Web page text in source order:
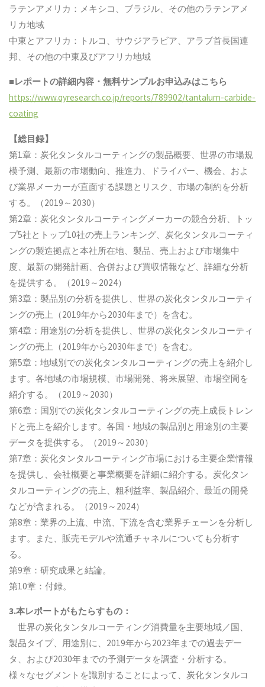
ラテンアメリカ：メキシコ、ブラジル、その他のラテンアメ
リカ地域
中東とアフリカ：トルコ、サウジアラビア、アラブ首長国連
邦、その他の中東及びアフリカ地域
■レポートの詳細内容・無料サンプルお申込みはこちら
https://www.qyresearch.co.jp/reports/789902/tantalum-carbide-
coating
【総目録】
第1章：炭化タンタルコーティングの製品概要、世界の市場規
模予測、最新の市場動向、推進力、ドライバー、機会、およ
び業界メーカーが直面する課題とリスク、市場の制約を分析
する。（2019～2030）
第2章：炭化タンタルコーティングメーカーの競合分析、トッ
プ5社とトップ10社の売上ランキング、炭化タンタルコーティ
ングの製造拠点と本社所在地、製品、売上および市場集中
度、最新の開発計画、合併および買収情報など、詳細な分析
を提供する。（2019～2024）
第3章：製品別の分析を提供し、世界の炭化タンタルコーティ
ングの売上（2019年から2030年まで）を含む。
第4章：用途別の分析を提供し、世界の炭化タンタルコーティ
ングの売上（2019年から2030年まで）を含む。
第5章：地域別での炭化タンタルコーティングの売上を紹介し
ます。各地域の市場規模、市場開発、将来展望、市場空間を
紹介する。（2019～2030）
第6章：国別での炭化タンタルコーティングの売上成長トレン
ドと売上を紹介します。各国・地域の製品別と用途別の主要
データを提供する。（2019～2030）
第7章：炭化タンタルコーティング市場における主要企業情報
を提供し、会社概要と事業概要を詳細に紹介する。炭化タン
タルコーティングの売上、粗利益率、製品紹介、最近の開発
などが含まれる。（2019～2024）
第8章：業界の上流、中流、下流を含む業界チェーンを分析し
ます。また、販売モデルや流通チャネルについても分析す
る。
第9章：研究成果と結論。
第10章：付録。
3.本レポートがもたらすもの：
世界の炭化タンタルコーティング消費量を主要地域／国、
製品タイプ、用途別に、2019年から2023年までの過去デー
タ、および2030年までの予測データを調査・分析する。
様々なセグメントを識別することによって、炭化タンタルコ